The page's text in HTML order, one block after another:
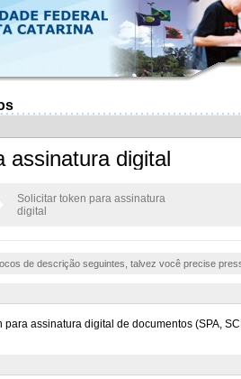
assinatura digital
Solicitar token para assinatura
digital
de descrição seguintes, talvez você precise